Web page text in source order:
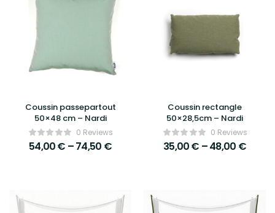
Coussin passepartout
50×48 cm – Nardi
0 Reviews
54,00€ –74,50 €
Coussin rectangle
50×28,5cm – Nardi
0 Reviews
35,00€ –48,00 €